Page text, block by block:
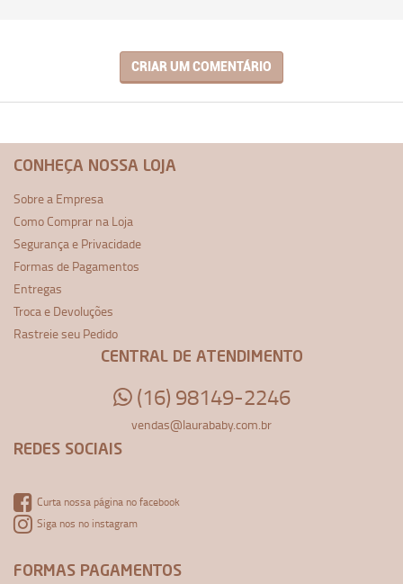
CRIAR UM COMENTÁRIO
CONHEÇA NOSSA LOJA
Sobre a Empresa
Como Comprar na Loja
Segurança e Privacidade
Formas de Pagamentos
Entregas
Troca e Devoluções
Rastreie seu Pedido
CENTRAL DE ATENDIMENTO
(16) 98149-2246
vendas@laurababy.com.br
REDES SOCIAIS
Curta nossa página no facebook
Siga nos no instagram
FORMAS PAGAMENTOS